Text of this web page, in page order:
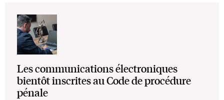
Les communications électroniques
bientôt inscrites au Code de procédure
pénale